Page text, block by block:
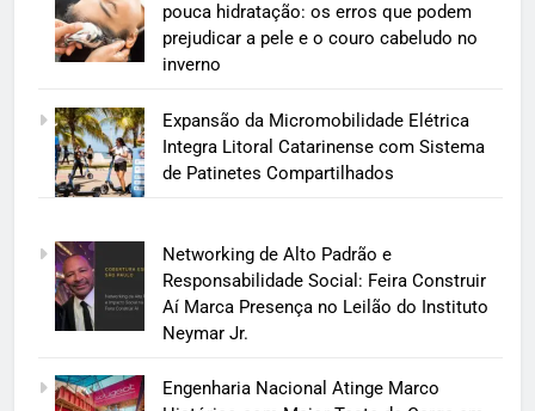
pouca hidratação: os erros que podem
prejudicar a pele e o couro cabeludo no
inverno
Expansão da Micromobilidade Elétrica
Integra Litoral Catarinense com Sistema
de Patinetes Compartilhados
Networking de Alto Padrão e
Responsabilidade Social: Feira Construir
Aí Marca Presença no Leilão do Instituto
Neymar Jr.
Engenharia Nacional Atinge Marco